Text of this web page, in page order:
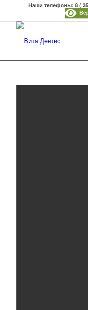
Наши телефоны: 8 (